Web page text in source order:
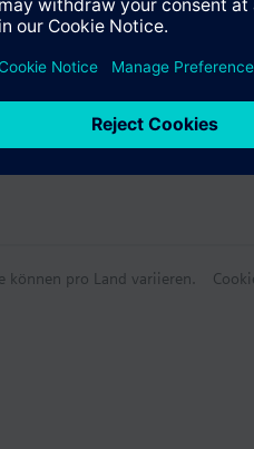
können pro Land variieren.